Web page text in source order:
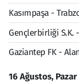
Kasımpaşa -
Gençlerbirliği S.K.
Gaziantep FK -
16 Ağustos, Pazar